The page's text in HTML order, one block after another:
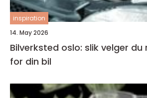
inspiration
14. May 2026
Bilverksted oslo: slik velger
for din bil